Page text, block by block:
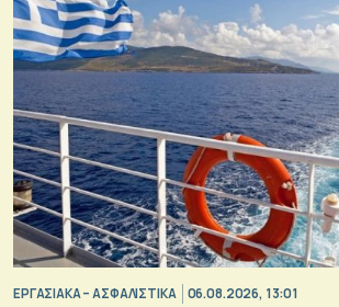
ΕΡΓΑΣΙΑΚΑ – ΑΣΦΑΛΙΣΤΙΚΑ 06.08.2026, 13:01